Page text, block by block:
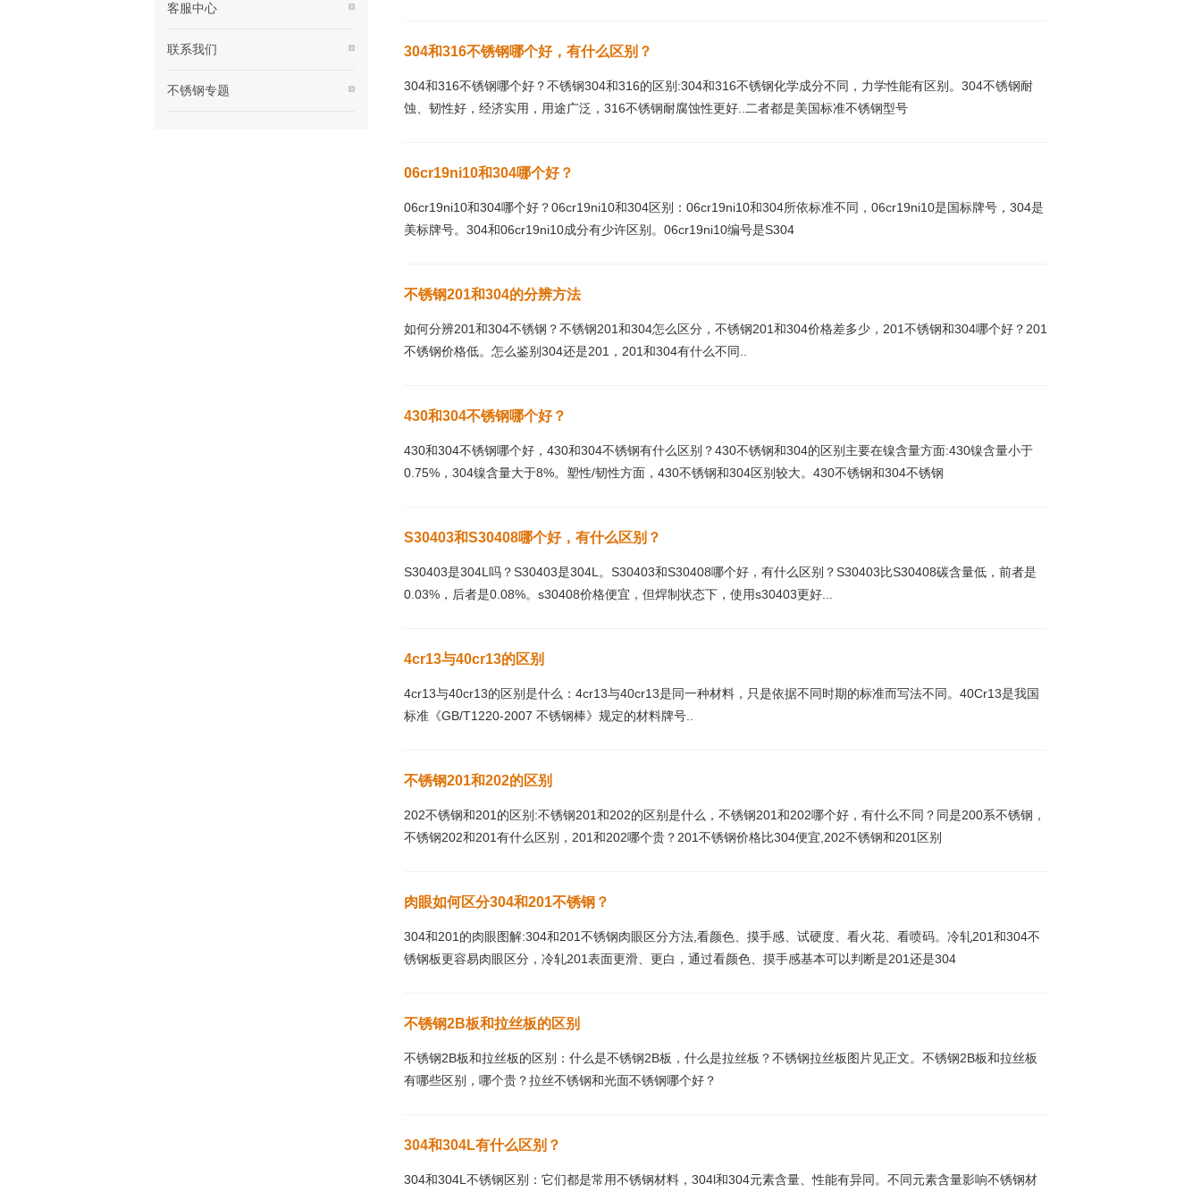
304和316不锈钢哪个好，有什么区别？
304和316不锈钢哪个好？不锈钢304和316的区别:304和316不锈钢化学成分不同，力学性能有区别。304不锈钢耐
蚀、韧性好，经济实用，用途广泛，316不锈钢耐腐蚀性更好..二者都是美国标准不锈钢型号
06cr19ni10和304哪个好？
06cr19ni10和304哪个好？06cr19ni10和304区别：06cr19ni10和304所依标准不同，06cr19ni10是国标牌号，304是
美标牌号。304和06cr19ni10成分有少许区别。06cr19ni10编号是S304
不锈钢201和304的分辨方法
如何分辨201和304不锈钢？不锈钢201和304怎么区分，不锈钢201和304价格差多少，201不锈钢和304哪个好？201
不锈钢价格低。怎么鉴别304还是201，201和304有什么不同..
430和304不锈钢哪个好？
430和304不锈钢哪个好，430和304不锈钢有什么区别？430不锈钢和304的区别主要在镍含量方面:430镍含量小于
0.75%，304镍含量大于8%。塑性/韧性方面，430不锈钢和304区别较大。430不锈钢和304不锈钢
S30403和S30408哪个好，有什么区别？
S30403是304L吗？S30403是304L。S30403和S30408哪个好，有什么区别？S30403比S30408碳含量低，前者是
0.03%，后者是0.08%。s30408价格便宜，但焊制状态下，使用s30403更好...
4cr13与40cr13的区别
4cr13与40cr13的区别是什么：4cr13与40cr13是同一种材料，只是依据不同时期的标准而写法不同。40Cr13是我国
标准《GB/T1220-2007 不锈钢棒》规定的材料牌号..
不锈钢201和202的区别
202不锈钢和201的区别:不锈钢201和202的区别是什么，不锈钢201和202哪个好，有什么不同？同是200系不锈钢，
不锈钢202和201有什么区别，201和202哪个贵？201不锈钢价格比304便宜,202不锈钢和201区别
肉眼如何区分304和201不锈钢？
304和201的肉眼图解:304和201不锈钢肉眼区分方法,看颜色、摸手感、试硬度、看火花、看喷码。冷轧201和304不
锈钢板更容易肉眼区分，冷轧201表面更滑、更白，通过看颜色、摸手感基本可以判断是201还是304
不锈钢2B板和拉丝板的区别
不锈钢2B板和拉丝板的区别：什么是不锈钢2B板，什么是拉丝板？不锈钢拉丝板图片见正文。不锈钢2B板和拉丝板
有哪些区别，哪个贵？拉丝不锈钢和光面不锈钢哪个好？
304和304L有什么区别？
304和304L不锈钢区别：它们都是常用不锈钢材料，304l和304元素含量、性能有异同。不同元素含量影响不锈钢材
客服中心
联系我们
不锈钢专题